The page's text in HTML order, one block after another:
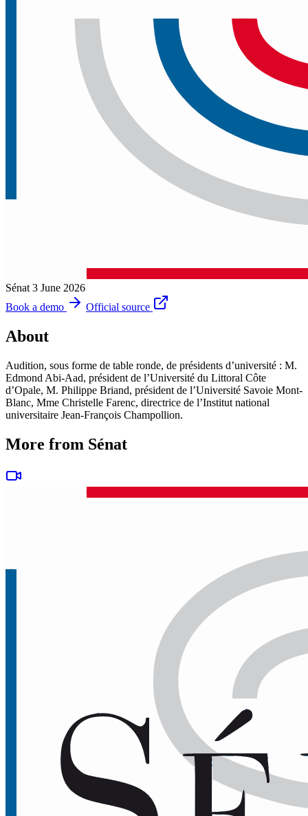
Sénat 3 June 2026
Book a demo
Official source
About
Audition, sous forme de table ronde, de présidents d’université : M.
Edmond Abi-Aad, président de l’Université du Littoral Côte
d’Opale, M. Philippe Briand, président de l’Université Savoie Mont-
Blanc, Mme Christelle Farenc, directrice de l’Institut national
universitaire Jean-François Champollion.
More from Sénat